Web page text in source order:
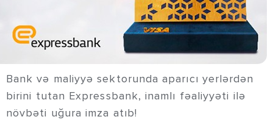
Bank və maliyyə sektorunda aparıcı yerlərdən
birini tutan Expressbank, inamlı fəaliyyəti ilə
növbəti uğura imza atıb!